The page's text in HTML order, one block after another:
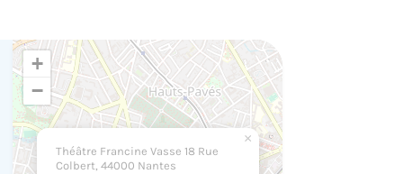
Théâtre Francine Vasse 18 Rue
Colbert, 44000 Nantes
×
+
−